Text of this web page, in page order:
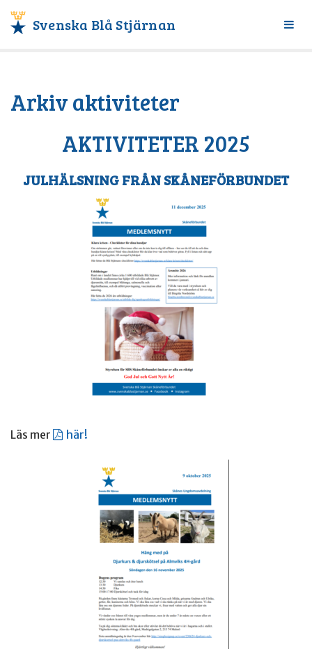
Svenska Blå Stjärnan
Växla
Arkiv aktiviteter
AKTIVITETER 2025
JULHÄLSNING FRÅN SKÅNEFÖRBUNDET
Läs mer här!